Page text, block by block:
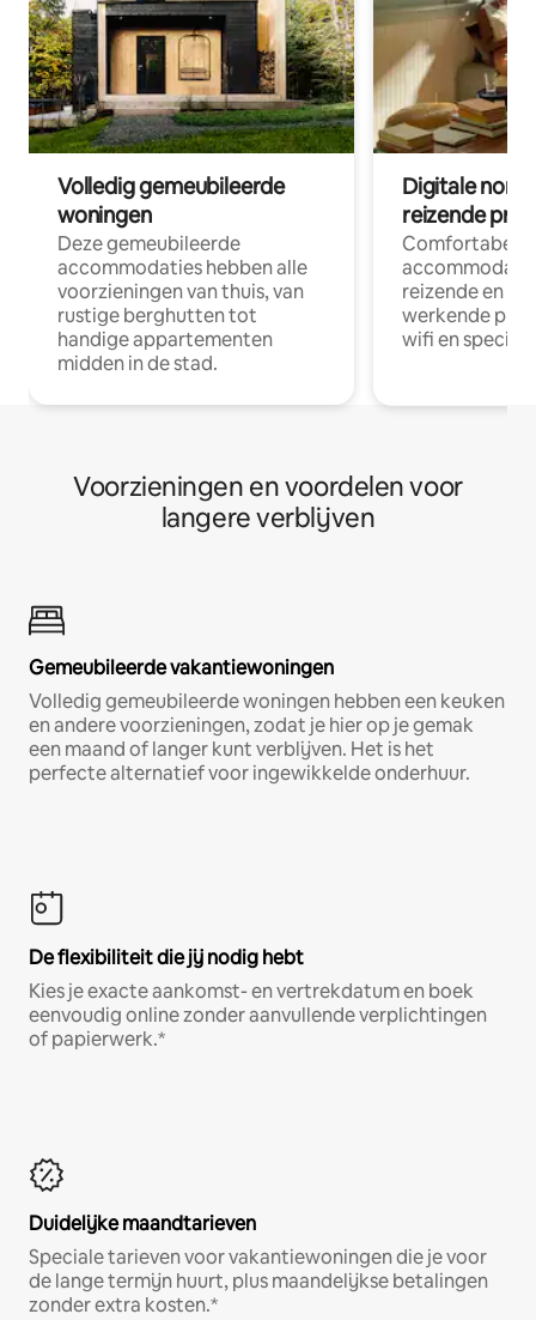
Volledig gemeubileerde
woningen
Deze gemeubileerde
accommodaties hebben alle
voorzieningen van thuis, van
rustige berghutten tot
handige appartementen
midden in de stad.
Digitale
reizende
Comfortabele
reizende en
werkende
wifi en
Voorzieningen en voordelen voor
langere verblijven
Gemeubileerde vakantiewoningen
Volledig gemeubileerde woningen hebben een keuken
en andere voorzieningen, zodat je hier op je gemak
een maand of langer kunt verblijven. Het is het
perfecte alternatief voor ingewikkelde onderhuur.
De flexibiliteit die jij nodig hebt
Kies je exacte aankomst- en vertrekdatum en boek
eenvoudig online zonder aanvullende verplichtingen
of papierwerk.*
Duidelijke maandtarieven
Speciale tarieven voor vakantiewoningen die je voor
de lange termijn huurt, plus maandelijkse betalingen
zonder extra kosten.*